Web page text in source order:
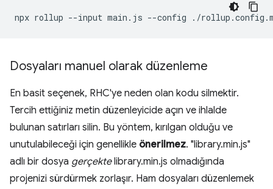
npx rollup --input main.js --config ./
Dosyaları manuel olarak düzenleme
En basit seçenek, RHC'ye neden olan kodu silmektir.
Tercih ettiğiniz metin düzenleyicide açın ve ihlalde
bulunan satırları silin. Bu yöntem, kırılgan olduğu ve
unutulabileceği için genellikle önerilmez. "library.min.js"
adlı bir dosya gerçektelibrary.min.js olmadığında
projenizi sürdürmek zorlaşır. Ham dosyaları düzenlemek